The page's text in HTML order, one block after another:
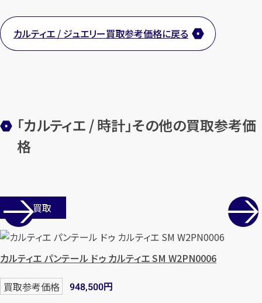
まずはお電話で無料査定
カルティエ / ジュエリー買取参考価格に戻る
「カルティエ / 時計」その他の買取参考価
格
店舗買取
カルティエ パンテール ドゥ カルティエ SM W2PN0006
買取参考価格 948,500円